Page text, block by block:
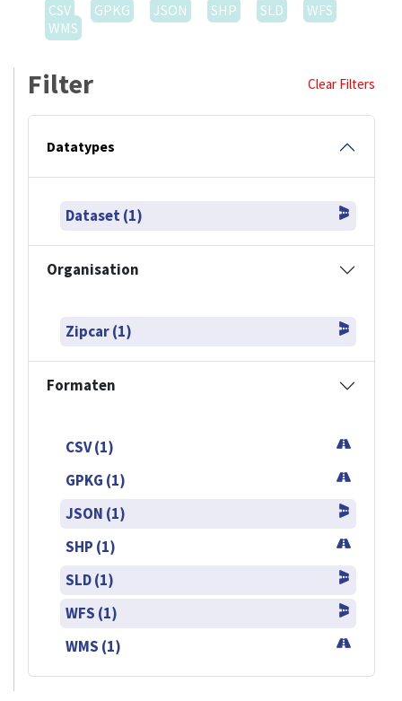
CSV
GPKG JSON SHP SLD
WFS
WMS
Filter Clear Filters
Datatypes
Dataset (1)
Organisation
Zipcar (1)
Formaten
CSV (1)
GPKG (1)
JSON (1)
SHP (1)
SLD (1)
WFS (1)
WMS (1)